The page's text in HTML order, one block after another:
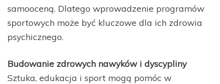
samooceną. Dlatego wprowadzenie programów
sportowych może być kluczowe dla ich zdrowia
psychicznego.
Budowanie zdrowych nawyków i dyscypliny
Sztuka, edukacja i sport mogą pomóc w